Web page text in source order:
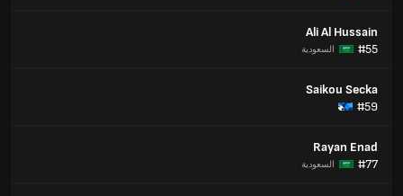
Ali Al Hussain
#55
السعودية
Saikou Secka
#59
Rayan Enad
#77
السعودية